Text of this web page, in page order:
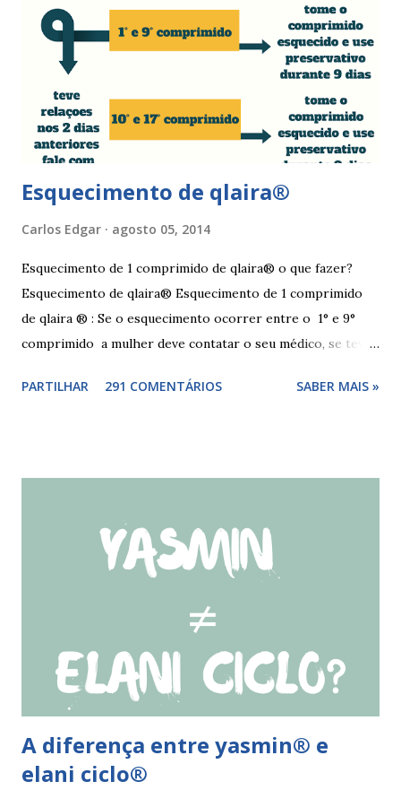
sexuais durante 4 dias, aplicar pomada pastosa de vitamina
A e óxido de zinco, fazer a higiene intima duas vezes ao dia
com sabonete de pH neutro e quando retomar as relações
sexuais deverá garantir que a ferida está cicatrizada e que
está lubrificada, se necessário usar um lubrific...
Esquecimento de qlaira®
Carlos Edgar agosto 05, 2014
Esquecimento de 1 comprimido de qlaira® o que fazer?
Esquecimento de qlaira® Esquecimento de 1 comprimido
de qlaira ® : Se o esquecimento ocorrer entre o 1° e 9°
comprimido a mulher deve contatar o seu médico, se teve
comprimido(s) esquecidos, continuar a tomar os restantes
Se o esquecimento ocorrer entre o 18° e o 24°
comprimido a mulher deve iniciar nova cartela ou carteira
esquecimento ocorrer entre o 25° e o 26° comprimido a
tomando os restantes. Se...
PARTILHAR 291 COMENTÁRIOS SABER MAIS »
A diferença entre yasmin® e
elani ciclo®